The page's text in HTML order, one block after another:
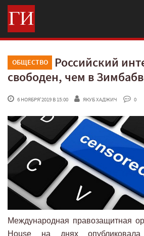
ОБЩЕСТВО
Российский
свободен, чем в
6 НОЯБРЯ'2019 В 15:00 ЯКУБ ХАДЖИЧ 0
Международная правозащитная
House на днях